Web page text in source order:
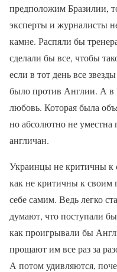
предположим Бразилии,
эксперты и журналисты
камне. Распяли бы
сделали бы все, чтобы
если в тот день все
было против Англии. А в
любовь. Которая была
но абсолютно не уместна
англичан.
Украинцы не критичны к
как не критичны к
себе самим. Ведь легко
думают, что поступали
как проигрывали бы
прощают им все раз за
А потом удивляются,